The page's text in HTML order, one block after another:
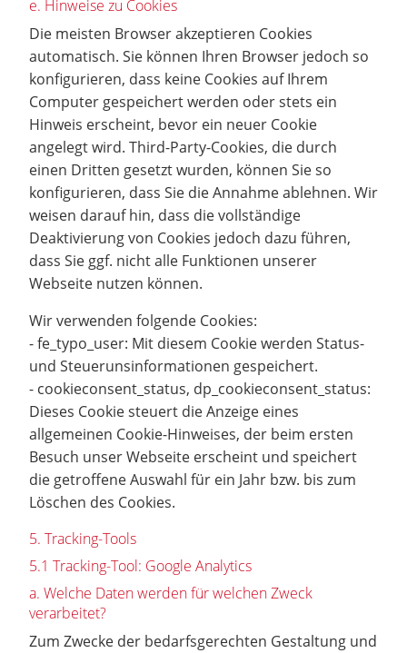
e. Hinweise zu Cookies
Die meisten Browser akzeptieren Cookies
automatisch. Sie können Ihren Browser jedoch so
konfigurieren, dass keine Cookies auf Ihrem
Computer gespeichert werden oder stets ein
Hinweis erscheint, bevor ein neuer Cookie
angelegt wird. Third-Party-Cookies, die durch
einen Dritten gesetzt wurden, können Sie so
konfigurieren, dass Sie die Annahme ablehnen. Wir
weisen darauf hin, dass die vollständige
Deaktivierung von Cookies jedoch dazu führen,
dass Sie ggf. nicht alle Funktionen unserer
Webseite nutzen können.
Wir verwenden folgende Cookies:
- fe_typo_user: Mit diesem Cookie werden Status-
und Steuerunsinformationen gespeichert.
- cookieconsent_status, dp_cookieconsent_status:
Dieses Cookie steuert die Anzeige eines
allgemeinen Cookie-Hinweises, der beim ersten
Besuch unser Webseite erscheint und speichert
die getroffene Auswahl für ein Jahr bzw. bis zum
Löschen des Cookies.
5. Tracking-Tools
5.1 Tracking-Tool: Google Analytics
a. Welche Daten werden für welchen Zweck
verarbeitet?
Zum Zwecke der bedarfsgerechten Gestaltung und